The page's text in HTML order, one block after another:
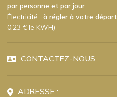
par personne et par jour
Électricité : à régler à votre départ
0.23 € le KWH)
CONTACTEZ-NOUS :
ADRESSE :